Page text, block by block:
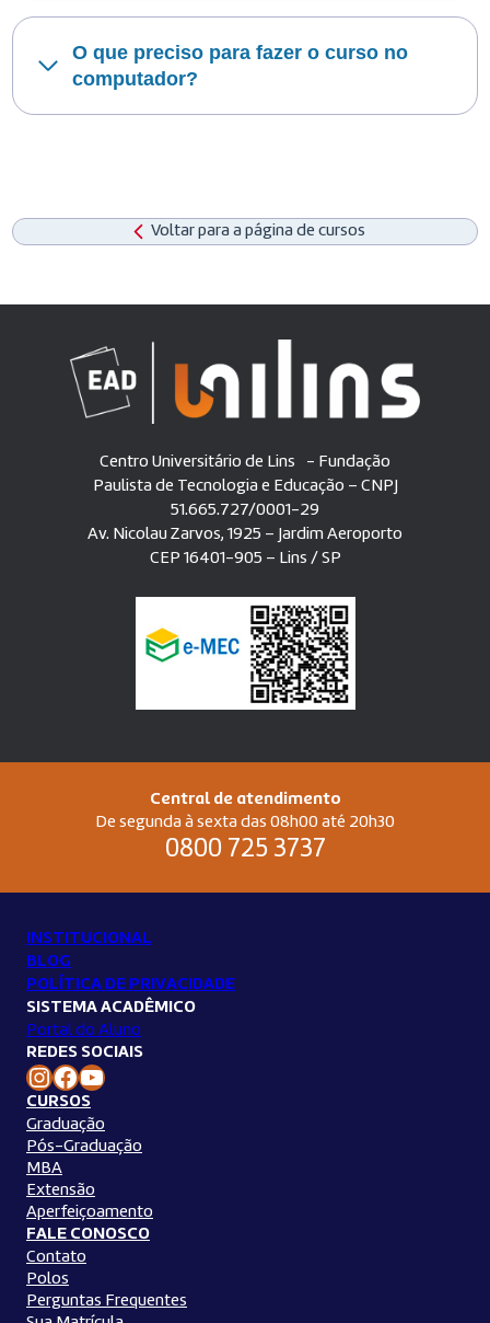
O que preciso para fazer o curso no
computador?
Voltar para a página de cursos
Centro Universitário de Lins - Fundação
Paulista de Tecnologia e Educação – CNPJ
51.665.727/0001-29
Av. Nicolau Zarvos, 1925 – Jardim Aeroporto
CEP 16401-905 – Lins / SP
Central de atendimento
De segunda à sexta das 08h00 até 20h30
0800 725 3737
INSTITUCIONAL
BLOG
POLÍTICA DE PRIVACIDADE
SISTEMA ACADÊMICO
Portal do Aluno
REDES SOCIAIS
Instagram Unilins Facebook Unilins Youtube Unilins
CURSOS
Graduação
Pós-Graduação
MBA
Extensão
Aperfeiçoamento
FALE CONOSCO
Contato
Polos
Perguntas Frequentes